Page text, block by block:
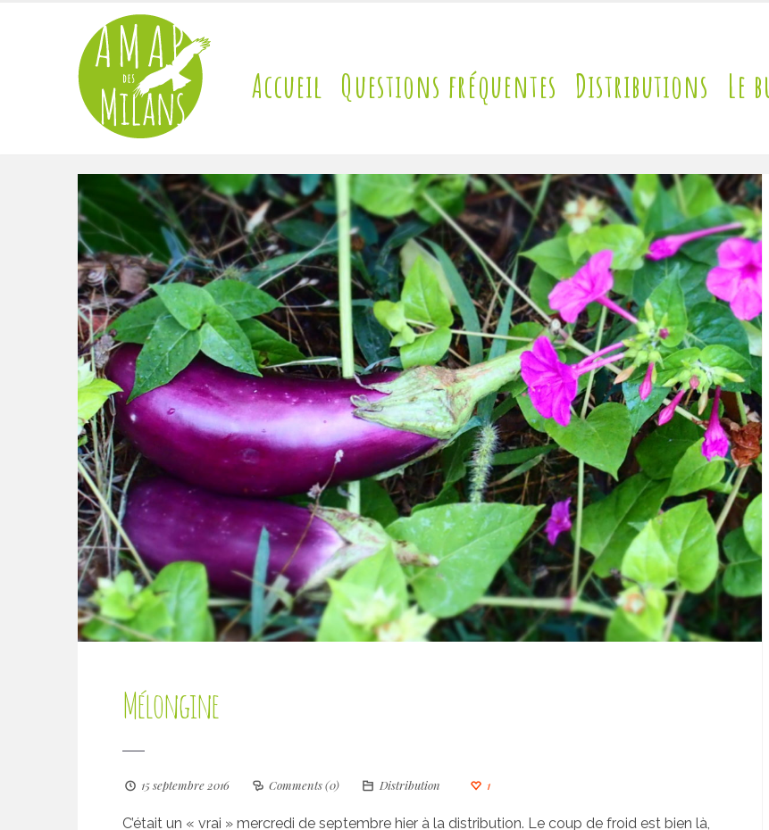
contact@amap-des-milans.fr
Accueil Questions fréquentes Distributions Le
Mélongine
15 septembre 2016 Comments (0) Distribution 1
C’était un « vrai » mercredi de septembre hier à la distribution. Le coup de froid est bien là,